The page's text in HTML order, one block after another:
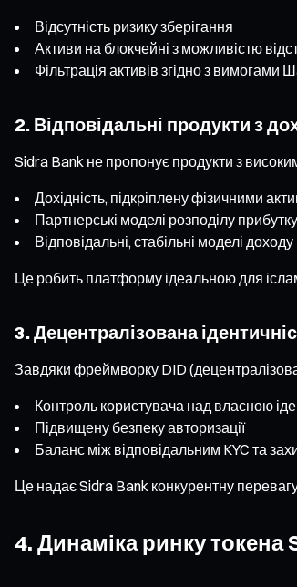
Відсутність ризику зберігання
Активи на блокчейні з можливістю
Фільтрація активів згідно з вимогами
2. Відповідальні продукти з
Sidra Bank не пропонує продукти з
Дохідність, підкріплену фізичними
Партнерські моделі розподілу
Відповідальні, стабільні моделі доходу
Це робить платформу ідеальною для
3. Децентралізована
Завдяки фреймворку DID
Контроль користувача над власною
Підвищену безпеку авторизації
Баланс між відповідальним KYC та
Це надає Sidra Bank конкурентну
4. Динаміка ринку токена